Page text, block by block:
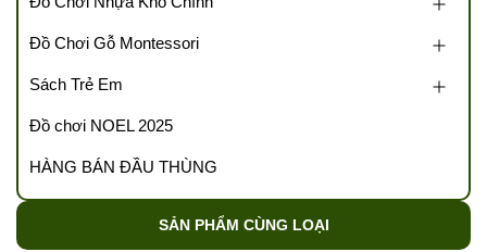
Đồ Chơi Gỗ Montessori
Sách Trẻ Em
Đồ chơi NOEL 2025
HÀNG BÁN ĐẦU THÙNG
SẢN PHẨM CÙNG LOẠI